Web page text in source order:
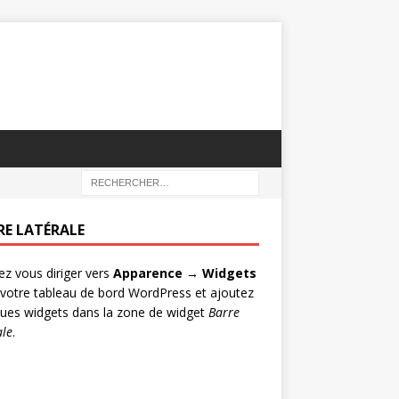
LATÉRALE
vous diriger vers Apparence → Widgets
tableau de bord WordPress et ajoutez
widgets dans la zone de widget Barre
.